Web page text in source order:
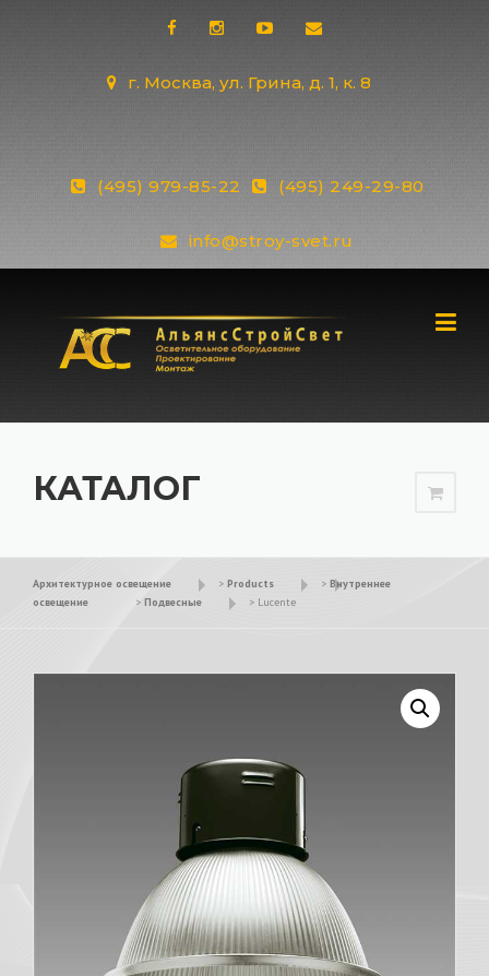
г. Москва, ул. Грина, д. 1, к. 8
(495) 979-85-22 (495) 249-29-80
info@stroy-svet.ru
КАТАЛОГ
Архитектурное освещение > Products > Внутреннее
освещение
> Подвесные > Lucente